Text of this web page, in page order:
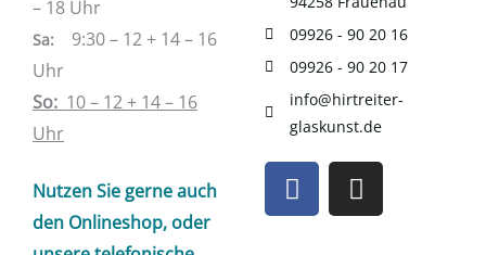
– 18 Uhr
Sa: 9:30 – 12 + 14 – 16
Uhr
So: 10 – 12 + 14 – 16
Uhr
Nutzen Sie gerne auch
den Onlineshop, oder
09926 - 90 20 16
09926 - 90 20 17
info@hirtreiter-
glaskunst.de
F
a
c
I
n
s